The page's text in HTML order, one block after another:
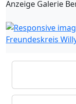
Anzeige Galerie
Freundeskreis